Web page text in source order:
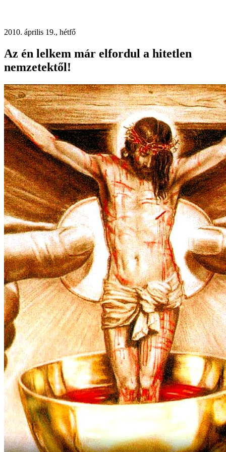
2010. április 19., hétfő
Az én lelkem már elfordul a hitetlen
nemzetektől!